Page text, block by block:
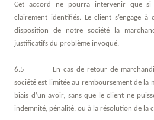
Cet accord ne pourra intervenir que si
clairement identifiés. Le client s’engage
disposition de notre société la
justificatifs du problème invoqué.
6.5 En cas de retour de
société est limitée au remboursement de la
biais d’un avoir, sans que le client ne
indemnité, pénalité, ou à la résolution de la